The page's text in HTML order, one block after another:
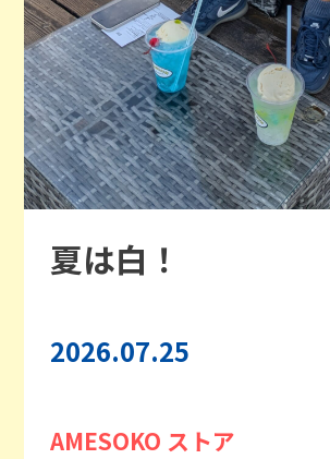
夏は白！
2026.07.25
AMESOKO ストア